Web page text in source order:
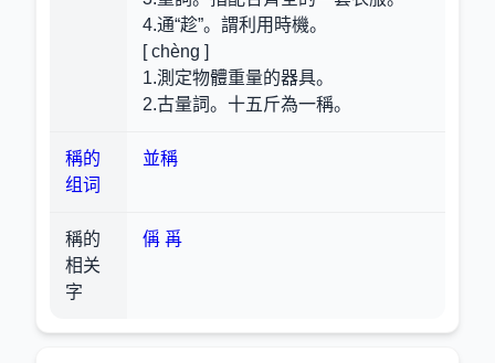
4.通“趁”。謂利用時機。
[ chèng ]
1.測定物體重量的器具。
2.古量詞。十五斤為一稱。
稱的
组词
並稱
稱的
相关
字
偁 爯